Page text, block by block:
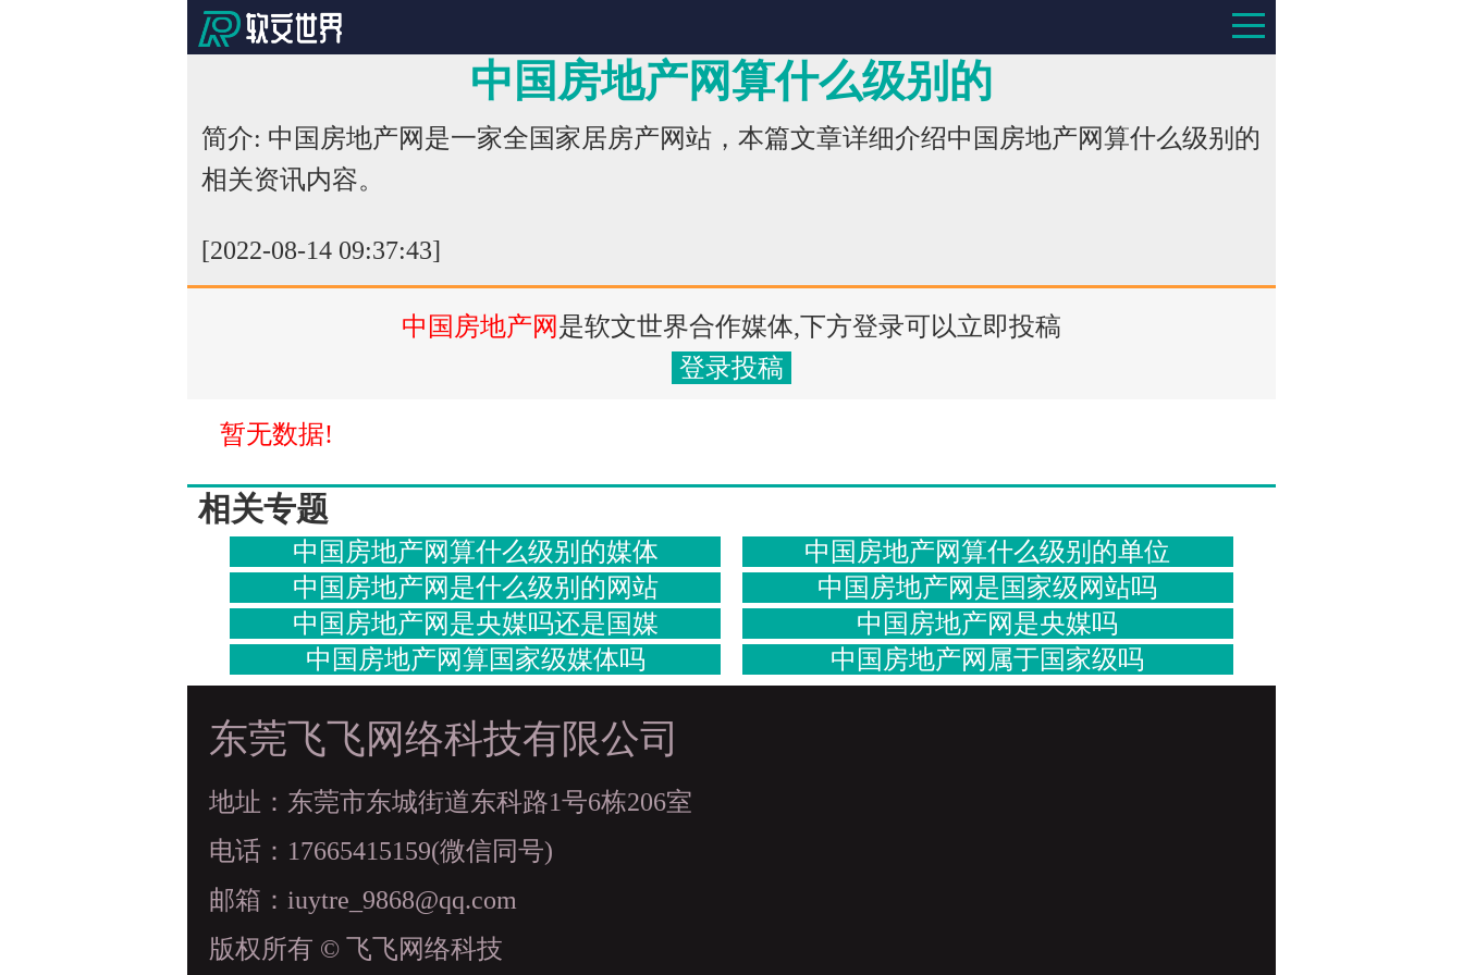
中国房地产网算什么级别的
简介: 中国房地产网是一家全国家居房产网站，本篇文章详细介绍中国房地产网算什么级别的
相关资讯内容。
[2022-08-14 09:37:43]
中国房地产网 是软文世界合作媒体,下方登录可以立即投稿
登录投稿
暂无数据!
相关专题
中国房地产网算什么级别的媒体
中国房地产网算什么级别的单位
中国房地产网是什么级别的网站
中国房地产网是国家级网站吗
中国房地产网是央媒吗还是国媒
中国房地产网是央媒吗
中国房地产网算国家级媒体吗
中国房地产网属于国家级吗
东莞飞飞网络科技有限公司
地址：东莞市东城街道东科路1号6栋206室
电话：17665415159(微信同号)
邮箱：iuytre_9868@qq.com
版权所有 © 飞飞网络科技